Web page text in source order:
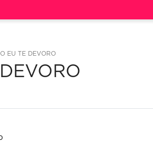
2026
EU TE DEVORO